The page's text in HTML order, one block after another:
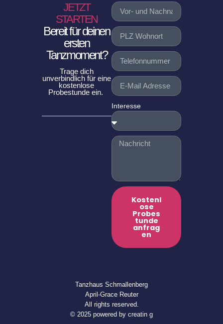
JETZT
STARTEN
Bereit für deinen
ersten
Tanzmoment?
Trage dich
unverbindlich für eine
kostenlose
Probestunde ein.
Interesse
Kostenl
ose
Probes
tunde
anfrag
en
Tanzhaus Schmallenberg
April-Grace Reuter
All rights reserved.
© 2025 powered by creatin g